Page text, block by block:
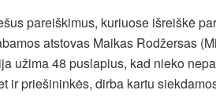
pareiškimus, kuriuose išreiškė
atstovas Maikas Rodžersas
užima 48 puslapius, kad nieko
ir priešininkės, dirba kartu